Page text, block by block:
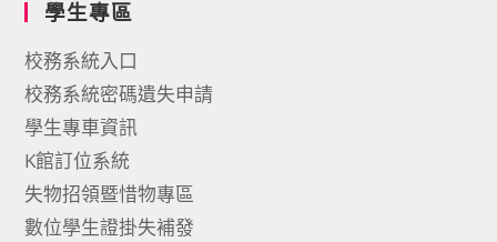
學生專區
校務系統入口
校務系統密碼遺失申請
學生專車資訊
K館訂位系統
失物招領暨惜物專區
數位學生證掛失補發